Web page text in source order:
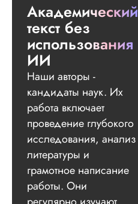
Академический
текст без
использования
ИИ
Наши авторы -
кандидаты наук. Их
работа включает
проведение глубокого
исследования, анализ
литературы и
грамотное написание
работы. Они